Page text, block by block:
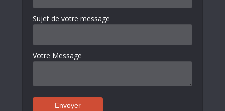
Sujet de votre message
Votre Message